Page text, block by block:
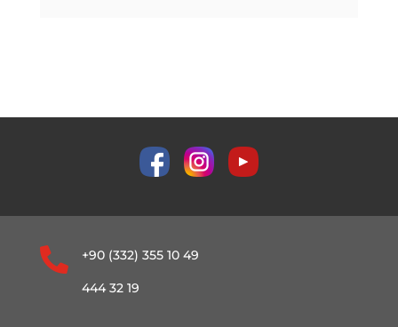
 +90 (332) 355 10 49
444 32 19